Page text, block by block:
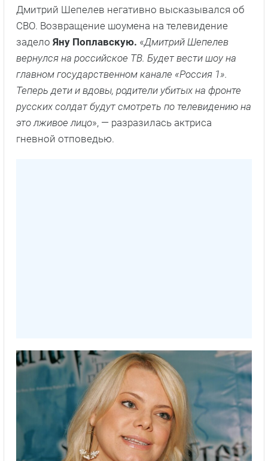
Дмитрий Шепелев негативно высказывался об
СВО. Возвращение шоумена на телевидение
задело Яну Поплавскую. «Дмитрий Шепелев
вернулся на российское ТВ. Будет вести шоу на
главном государственном канале «Россия 1».
Теперь дети и вдовы, родители убитых на фронте
русских солдат будут смотреть по телевидению на
это лживое лицо», — разразилась актриса
гневной отповедью.